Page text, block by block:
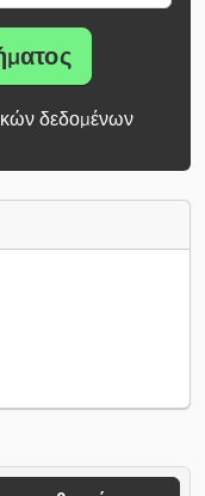
δεδομένων